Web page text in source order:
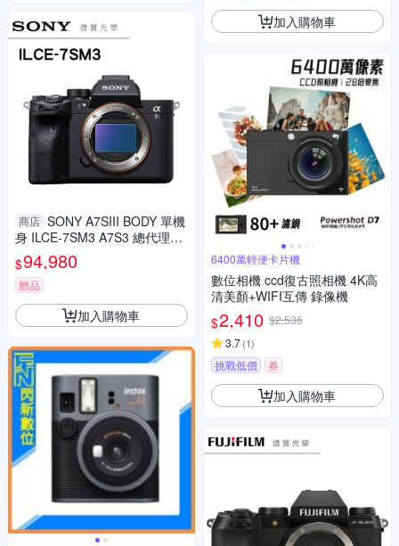
商店 SONY A7SIII BODY 單機
身 ILCE-7SM3 A7S3 總代理公
司貨 α數位相機 分期0利率 索
尼
$94,980
贈品
加入購物車
加入購物車
6400萬輕便卡片機
數位相機 ccd復古照相機 4K高
清美顏+WIFI互傳 錄像機
$2,410 $2,536
3.7(1)
挑戰低價 券
加入購物車